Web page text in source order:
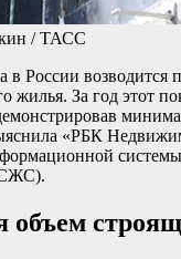
/ ТАСС
в России возводится
жилья. За год этот
«РБК
объем